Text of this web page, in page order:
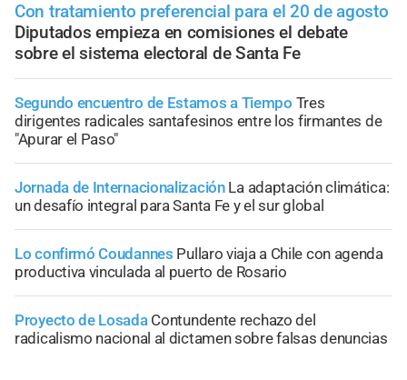
Con tratamiento preferencial para el 20 de agosto
Diputados empieza en comisiones el debate
sobre el sistema electoral de Santa Fe
Segundo encuentro de Estamos a Tiempo Tres
dirigentes radicales santafesinos entre los firmantes de
"Apurar el Paso"
Jornada de Internacionalización La adaptación climática:
un desafío integral para Santa Fe y el sur global
Lo confirmó Coudannes Pullaro viaja a Chile con agenda
productiva vinculada al puerto de Rosario
Proyecto de Losada Contundente rechazo del
radicalismo nacional al dictamen sobre falsas denuncias